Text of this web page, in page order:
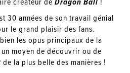
créateur de Dragon Ball !
30 années de son travail génial
le grand plaisir des fans.
les opus principaux de la
moyen de découvrir ou de
de la plus belle des manières !